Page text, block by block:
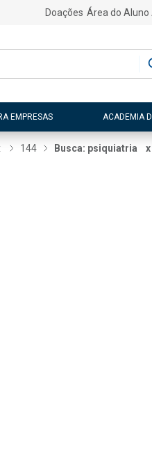
Doações Área do Aluno
EMPRESAS ACADEMIA
144 Busca: psiquiatria x